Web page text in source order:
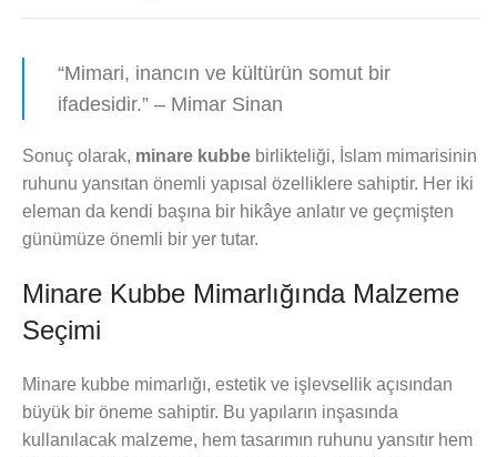
“Mimari, inancın ve kültürün somut bir
ifadesidir.” – Mimar Sinan
Sonuç olarak, minare kubbe birlikteliği, İslam mimarisinin
ruhunu yansıtan önemli yapısal özelliklere sahiptir. Her iki
eleman da kendi başına bir hikâye anlatır ve geçmişten
günümüze önemli bir yer tutar.
Minare Kubbe Mimarlığında Malzeme
Seçimi
Minare kubbe mimarlığı, estetik ve işlevsellik açısından
büyük bir öneme sahiptir. Bu yapıların inşasında
kullanılacak malzeme, hem tasarımın ruhunu yansıtır hem